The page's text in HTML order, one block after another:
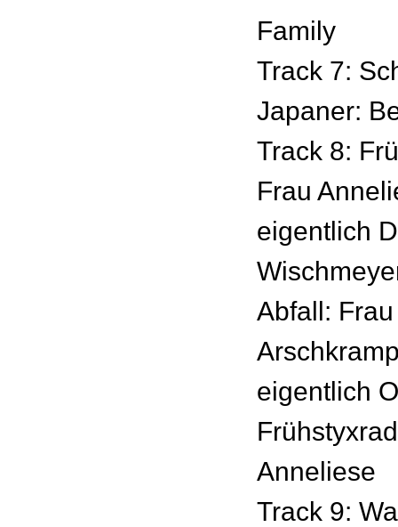
Family
Track 7:
Japaner:
Track 8:
Frau
eigentlich
Abfall:
eigentlich
Anneliese
Track 9: